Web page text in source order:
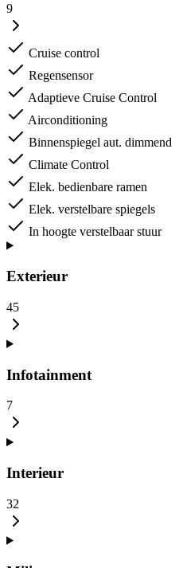
9
Cruise control
Regensensor
Adaptieve Cruise Control
Airconditioning
Binnenspiegel aut. dimmend
Climate Control
Elek. bedienbare ramen
Elek. verstelbare spiegels
In hoogte verstelbaar stuur
Exterieur
45
Infotainment
7
Interieur
32